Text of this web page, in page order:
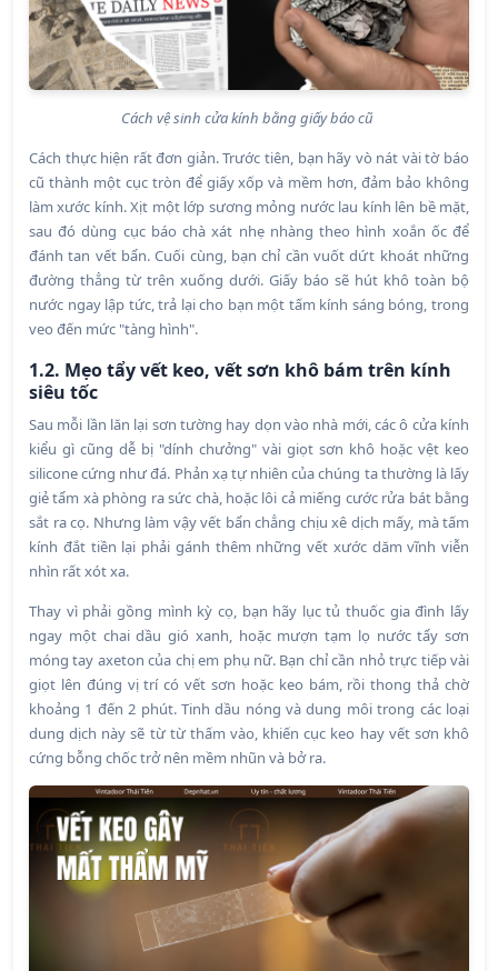
Cách vệ sinh cửa kính bằng giấy báo cũ
Cách thực hiện rất đơn giản. Trước tiên, bạn hãy vò nát vài tờ báo
cũ thành một cục tròn để giấy xốp và mềm hơn, đảm bảo không
làm xước kính. Xịt một lớp sương mỏng nước lau kính lên bề mặt,
sau đó dùng cục báo chà xát nhẹ nhàng theo hình xoắn ốc để
đánh tan vết bẩn. Cuối cùng, bạn chỉ cần vuốt dứt khoát những
đường thẳng từ trên xuống dưới. Giấy báo sẽ hút khô toàn bộ
nước ngay lập tức, trả lại cho bạn một tấm kính sáng bóng, trong
veo đến mức "tàng hình".
1.2. Mẹo tẩy vết keo, vết sơn khô bám trên kính
siêu tốc
Sau mỗi lần lăn lại sơn tường hay dọn vào nhà mới, các ô cửa kính
kiểu gì cũng dễ bị "dính chưởng" vài giọt sơn khô hoặc vệt keo
silicone cứng như đá. Phản xạ tự nhiên của chúng ta thường là lấy
giẻ tẩm xà phòng ra sức chà, hoặc lôi cả miếng cước rửa bát bằng
sắt ra cọ. Nhưng làm vậy vết bẩn chẳng chịu xê dịch mấy, mà tấm
kính đắt tiền lại phải gánh thêm những vết xước dăm vĩnh viễn
nhìn rất xót xa.
Thay vì phải gồng mình kỳ cọ, bạn hãy lục tủ thuốc gia đình lấy
ngay một chai dầu gió xanh, hoặc mượn tạm lọ nước tẩy sơn
móng tay axeton của chị em phụ nữ. Bạn chỉ cần nhỏ trực tiếp vài
giọt lên đúng vị trí có vết sơn hoặc keo bám, rồi thong thả chờ
khoảng 1 đến 2 phút. Tinh dầu nóng và dung môi trong các loại
dung dịch này sẽ từ từ thấm vào, khiến cục keo hay vết sơn khô
cứng bỗng chốc trở nên mềm nhũn và bở ra.